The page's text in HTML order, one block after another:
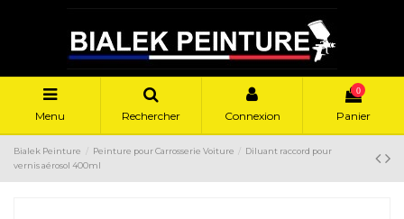
Menu Rechercher Connexion
0
Panier
Bialek Peinture Peinture pour Carrosserie Voiture
Diluant raccord pour
vernis aérosol 400ml